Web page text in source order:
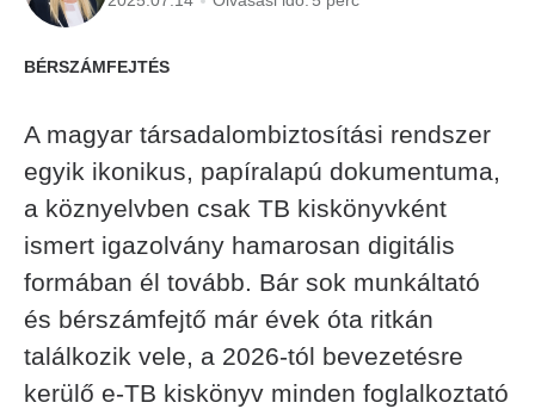
BÉRSZÁMFEJTÉS
A magyar társadalombiztosítási rendszer
egyik ikonikus, papíralapú dokumentuma,
a köznyelvben csak TB kiskönyvként
ismert igazolvány hamarosan digitális
formában él tovább. Bár sok munkáltató
és bérszámfejtő már évek óta ritkán
találkozik vele, a 2026-tól bevezetésre
kerülő e-TB kiskönyv minden foglalkoztató